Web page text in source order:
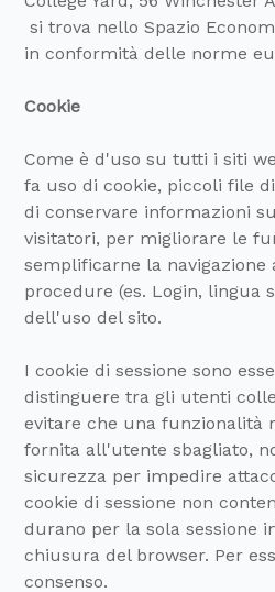
si trova nello Spazio
in conformità delle norme
Cookie
Come è d'uso su tutti i siti
fa uso di cookie, piccoli file
di conservare informazioni
visitatori, per migliorare le
semplificarne la navigazione
procedure (es. Login, lingua
dell'uso del sito.
I cookie di sessione sono
distinguere tra gli utenti
evitare che una funzionalità
fornita all'utente sbagliato,
sicurezza per impedire
cookie di sessione non
durano per la sola sessione
chiusura del browser. Per
consenso.